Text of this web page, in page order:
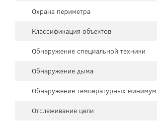
Охрана периметра
Классификация объектов
Обнаружение специальной техники
Обнаружение дыма
Обнаружение температурных
Отслеживание цели